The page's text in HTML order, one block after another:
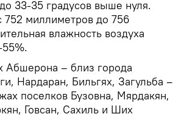
33-35 градусов выше нуля.
миллиметров до 756
влажность воздуха
Абшерона – близ города
Нардаран, Бильгях, Загульба –
поселков Бузовна, Мярдакян,
Говсан, Сахиль и Ших